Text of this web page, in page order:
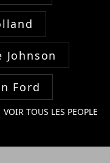
Johnson
Ford
VOIR TOUS LES PEOPLE